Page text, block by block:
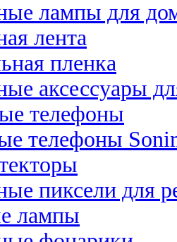
лампы для
лента
пленка
аксессуары
телефоны
телефоны
пиксели для
лампы